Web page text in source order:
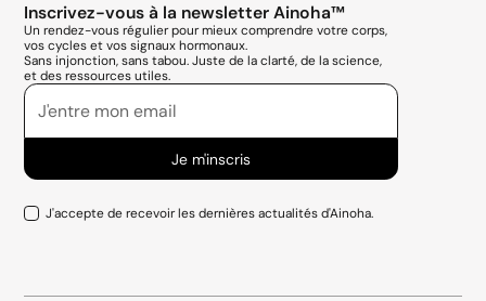
Inscrivez-vous à la newsletter Ainoha™
Un rendez-vous régulier pour mieux comprendre votre corps,
vos cycles et vos signaux hormonaux.
Sans injonction, sans tabou. Juste de la clarté, de la science,
et des ressources utiles.
J'accepte de recevoir les dernières actualités d'Ainoha.